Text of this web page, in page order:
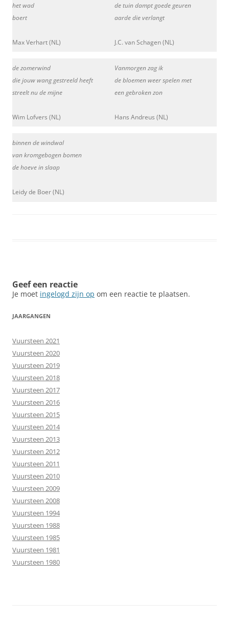
het wad
boert
Max Verhart (NL)
de tuin dampt goede geuren
aarde die verlangt
J.C. van Schagen (NL)
de zomerwind
die jouw wang gestreeld heeft
streelt nu de mijne
Wim Lofvers (NL)
Vanmorgen zag ik
de bloemen weer spelen met
een gebroken zon
Hans Andreus (NL)
binnen de windwal
van kromgebogen bomen
de hoeve in slaap
Leidy de Boer (NL)
Geef een reactie
Je moet ingelogd zijn op om een reactie te plaatsen.
JAARGANGEN
Vuursteen 2021
Vuursteen 2020
Vuursteen 2019
Vuursteen 2018
Vuursteen 2017
Vuursteen 2016
Vuursteen 2015
Vuursteen 2014
Vuursteen 2013
Vuursteen 2012
Vuursteen 2011
Vuursteen 2010
Vuursteen 2009
Vuursteen 2008
Vuursteen 1994
Vuursteen 1988
Vuursteen 1985
Vuursteen 1981
Vuursteen 1980